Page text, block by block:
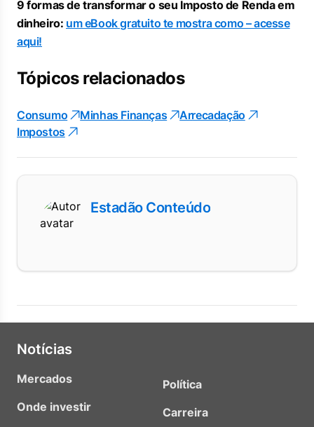
9 formas de transformar o seu Imposto de Renda em
dinheiro: um eBook gratuito te mostra como – acesse
aqui!
Tópicos relacionados
Consumo Minhas Finanças
Arrecadação
Impostos
Estadão Conteúdo
Notícias
Mercados
Onde investir
Política
Carreira